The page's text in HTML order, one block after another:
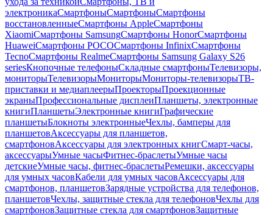
электроникаСмартфоныСмартфоныСмартфоны
восстановленныеСмартфоны AppleСмартфоны
XiaomiСмартфоны SamsungСмартфоны HonorСмартфоны
HuaweiСмартфоны POCOСмартфоны InfinixСмартфоны
TecnoСмартфоны RealmeСмартфоны Samsung Galaxy S26
seriesКнопочные телефоныСкладные смартфоныТелевизоры,
мониторыТелевизорыМониторыМониторы-телевизорыТВ-
приставки и медиаплеерыПроекторыПроекционные
экраныПрофессиональные дисплеиПланшеты, электронные
книгиПланшетыЭлектронные книгиГрафические
планшетыБлокноты электронныеЧехлы, бамперы для
планшетовАксессуары для планшетов,
смартфоновАксессуары для электронных книгСмарт-часы,
аксессуарыУмные часыФитнес-браслетыУмные часы
детскиеУмные часы, фитнес-браслетыРемешки, аксессуары
для умных часовКабели для умных часовАксессуары для
смартфонов, планшетовЗарядные устройства для телефонов,
планшетовЧехлы, защитные стекла для телефоновЧехлы для
смартфоновЗащитные стекла для смартфоновЗащитные